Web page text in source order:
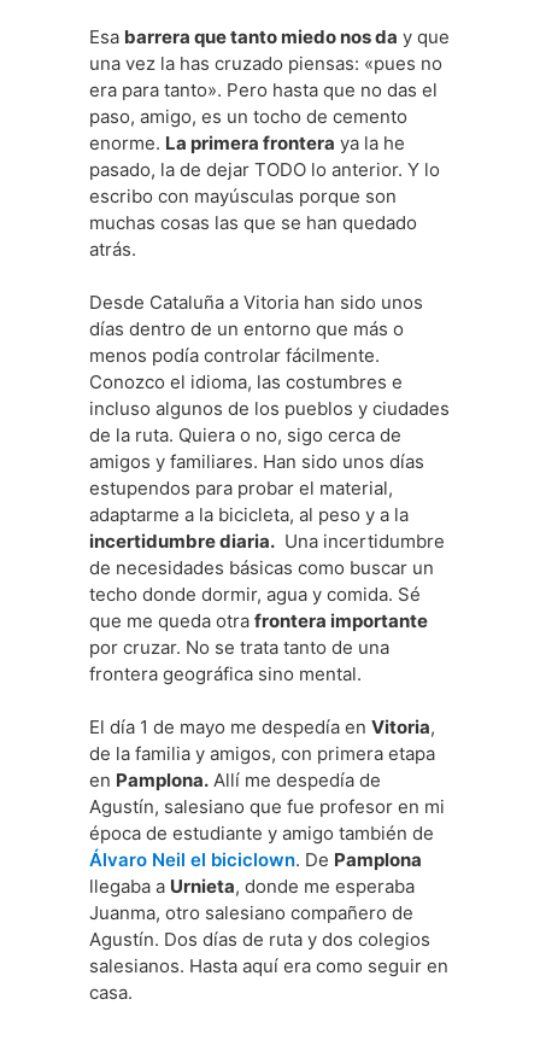
Esa barrera que tanto miedo nos da y que
una vez la has cruzado piensas: «pues no
era para tanto». Pero hasta que no das el
paso, amigo, es un tocho de cemento
enorme. La primera frontera ya la he
pasado, la de dejar TODO lo anterior. Y lo
escribo con mayúsculas porque son
muchas cosas las que se han quedado
atrás.
Desde Cataluña a Vitoria han sido unos
días dentro de un entorno que más o
menos podía controlar fácilmente.
Conozco el idioma, las costumbres e
incluso algunos de los pueblos y ciudades
de la ruta. Quiera o no, sigo cerca de
amigos y familiares. Han sido unos días
estupendos para probar el material,
adaptarme a la bicicleta, al peso y a la
incertidumbre diaria. Una incertidumbre
de necesidades básicas como buscar un
techo donde dormir, agua y comida. Sé
que me queda otra frontera importante
por cruzar. No se trata tanto de una
frontera geográfica sino mental.
El día 1 de mayo me despedía en Vitoria,
de la familia y amigos, con primera etapa
en Pamplona. Allí me despedía de
Agustín, salesiano que fue profesor en mi
época de estudiante y amigo también de
Álvaro Neil el biciclown. De Pamplona
llegaba a Urnieta, donde me esperaba
Juanma, otro salesiano compañero de
Agustín. Dos días de ruta y dos colegios
salesianos. Hasta aquí era como seguir en
casa.